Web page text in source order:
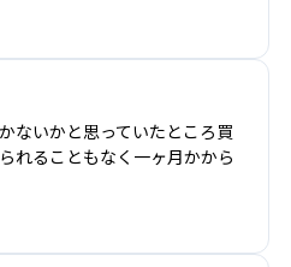
ないかと思っていたところ買
れることもなく一ヶ月かから